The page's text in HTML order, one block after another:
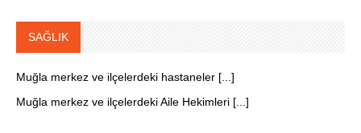
SAĞLIK
Muğla merkez ve ilçelerdeki hastaneler [...]
Muğla merkez ve ilçelerdeki Aile Hekimleri [...]